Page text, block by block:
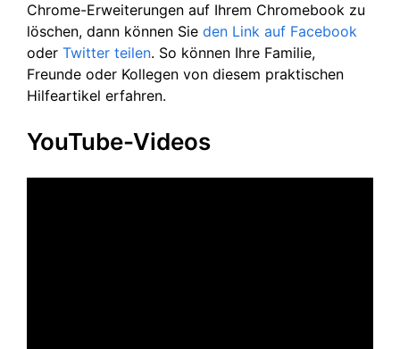
Chrome-Erweiterungen auf Ihrem Chromebook zu
löschen, dann können Sie den Link auf Facebook
oder Twitter teilen. So können Ihre Familie,
Freunde oder Kollegen von diesem praktischen
Hilfeartikel erfahren.
YouTube-Videos